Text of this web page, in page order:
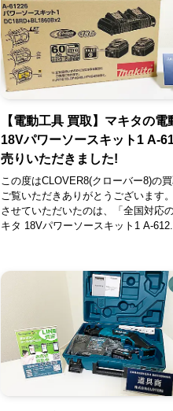
【電動工具 買取】マキタの電
18Vパワーソースキット1 A-
売りいただきました!
この度はCLOVER8(クローバー8)の
ご覧いただきありがとうございます
させていただいたのは、「全国対応
キタ 18Vパワーソースキット1 A-